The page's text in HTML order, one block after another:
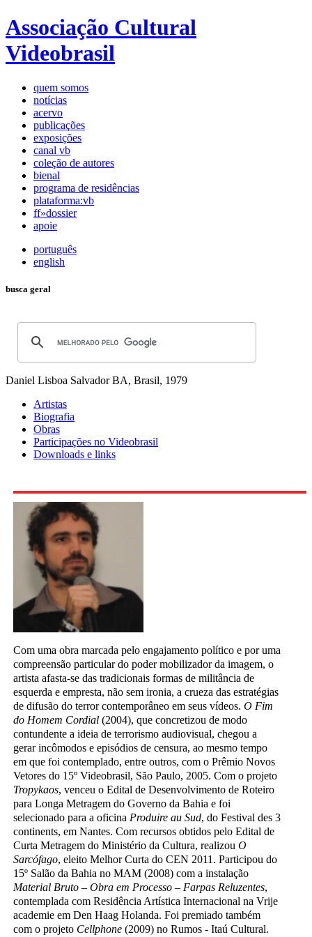
Associação Cultural
Videobrasil
quem somos
notícias
acervo
publicações
exposições
canal vb
coleção de autores
bienal
programa de residências
plataforma:vb
ff»dossier
apoie
português
english
busca geral
Daniel Lisboa Salvador BA, Brasil, 1979
Artistas
Biografia
Obras
Participações no Videobrasil
Downloads e links
Com uma obra marcada pelo engajamento político e por uma
compreensão particular do poder mobilizador da imagem, o
artista afasta-se das tradicionais formas de militância de
esquerda e empresta, não sem ironia, a crueza das estratégias
de difusão do terror contemporâneo em seus vídeos. O Fim
do Homem Cordial (2004), que concretizou de modo
contundente a ideia de terrorismo audiovisual, chegou a
gerar incômodos e episódios de censura, ao mesmo tempo
em que foi contemplado, entre outros, com o Prêmio Novos
Vetores do 15º Videobrasil, São Paulo, 2005. Com o projeto
Tropykaos, venceu o Edital de Desenvolvimento de Roteiro
para Longa Metragem do Governo da Bahia e foi
selecionado para a oficina Produire au Sud, do Festival des 3
continents, em Nantes. Com recursos obtidos pelo Edital de
Curta Metragem do Ministério da Cultura, realizou O
Sarcófago, eleito Melhor Curta do CEN 2011. Participou do
15º Salão da Bahia no MAM (2008) com a instalação
Material Bruto – Obra em Processo – Farpas Reluzentes,
contemplada com Residência Artística Internacional na Vrije
academie em Den Haag Holanda. Foi premiado também
com o projeto Cellphone (2009) no Rumos - Itaú Cultural.